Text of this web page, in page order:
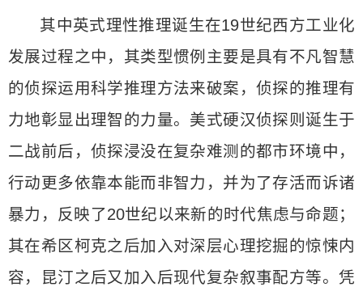
其中英式理性推理诞生在19世纪西方工业化
发展过程之中，其类型惯例主要是具有不凡智慧
的侦探运用科学推理方法来破案，侦探的推理有
力地彰显出理智的力量。美式硬汉侦探则诞生于
二战前后，侦探浸没在复杂难测的都市环境中，
行动更多依靠本能而非智力，并为了存活而诉诸
暴力，反映了20世纪以来新的时代焦虑与命题；
其在希区柯克之后加入对深层心理挖掘的惊悚内
容，昆汀之后又加入后现代复杂叙事配方等。凭